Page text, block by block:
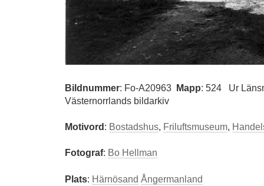
Bildnummer: Fo-A20963 Mapp: 524
Ur
Västernorrlands bildarkiv
Motivord: Bostadshus, Friluftsmuseum,
Fotograf: Bo Hellman
Plats: Härnösand Ångermanland